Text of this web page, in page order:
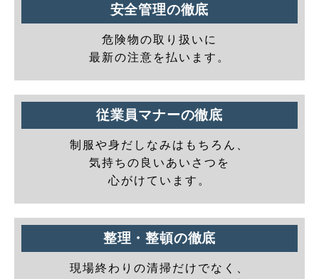
安全管理の徹底
危険物の取り扱いに
最新の注意を払います。
従業員マナーの徹底
制服や身だしなみはもちろん、
気持ちの良いあいさつを
心がけています。
整理・整頓の徹底
現場終わりの清掃だけでなく、